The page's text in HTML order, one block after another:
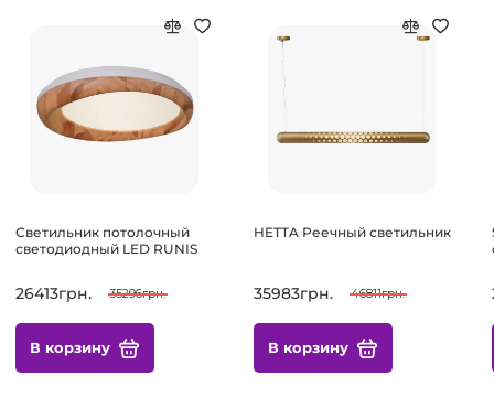
Светильник потолочный
светодиодный LED RUNIS
26413грн. 35296грн.
В корзину
HETTA Реечный светильник
35983грн. 46811грн.
В корзину